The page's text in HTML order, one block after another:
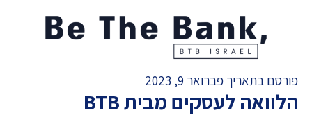
פורסם בתאריך פברואר 9, 2023
הלוואה לעסקים מבית BTB